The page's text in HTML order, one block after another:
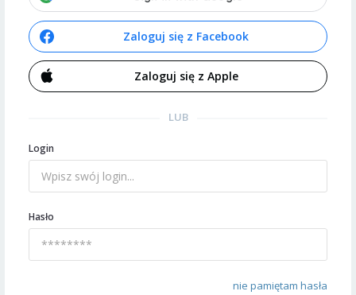
Zaloguj się z Facebook
Zaloguj się z Apple
LUB
Login
Hasło
nie pamiętam hasła